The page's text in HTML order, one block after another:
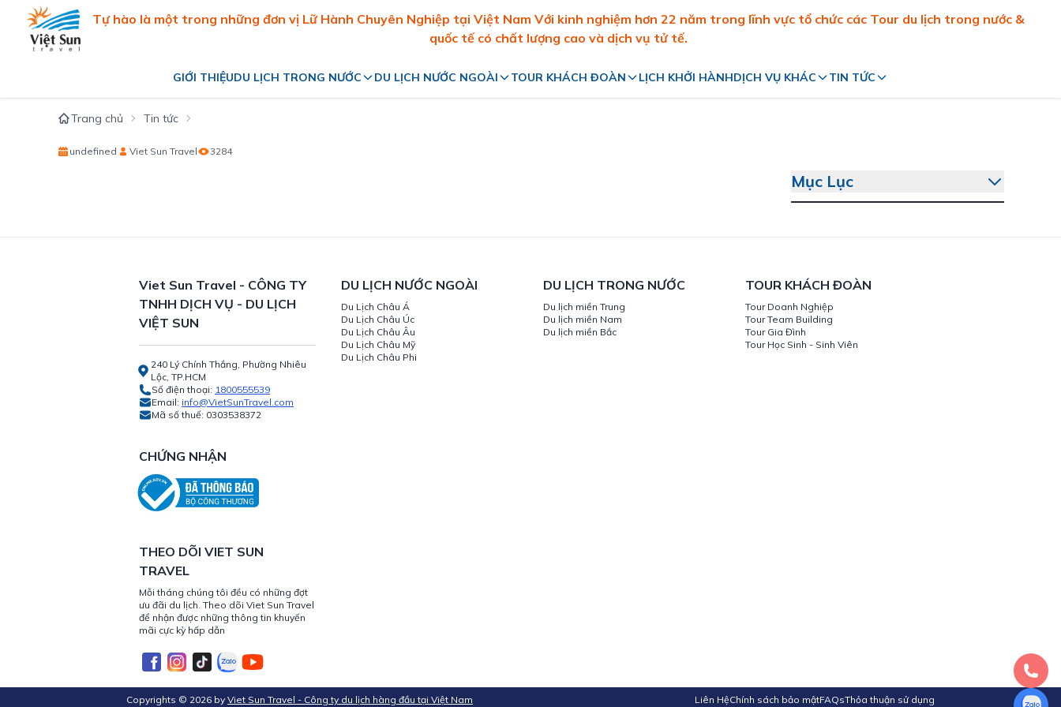
Tự hào là một trong những đơn vị Lữ Hành Chuyên Nghiệp tại Việt Nam Với kinh nghiệm hơn 22 năm trong lĩnh vực tổ chức các Tour du lịch trong nước &
quốc tế có chất lượng cao và dịch vụ tử tế.
GIỚI THIỆUDU LỊCH TRONG NƯỚC DU LỊCH NƯỚC NGOÀI TOUR KHÁCH ĐOÀN LỊCH KHỞI HÀNHDỊCH VỤ KHÁC TIN TỨC
Trang chủ Tin tức
undefined Viet Sun Travel 3284
Mục Lục
Viet Sun Travel - CÔNG TY
TNHH DỊCH VỤ - DU LỊCH
VIỆT SUN
240 Lý Chính Thắng, Phường Nhiêu
Lộc, TP.HCM
Số điện thoại: 1800555539
Email: info@VietSunTravel.com
Mã số thuế: 0303538372
CHỨNG NHẬN
DU LỊCH NƯỚC NGOÀI
Du Lịch Châu Á
Du Lịch Châu Úc
Du Lịch Châu Âu
Du Lịch Châu Mỹ
Du Lịch Châu Phi
DU LỊCH TRONG NƯỚC
Du lịch miền Trung
Du lịch miền Nam
Du lịch miền Bắc
TOUR KHÁCH ĐOÀN
Tour Doanh Nghiệp
Tour Team Building
Tour Gia Đình
Tour Học Sinh - Sinh Viên
THEO DÕI VIET SUN
TRAVEL
Mỗi tháng chúng tôi đều có những đợt
ưu đãi du lịch. Theo dõi Viet Sun Travel
để nhận được những thông tin khuyến
mãi cực kỳ hấp dẫn
Copyrights © 2026 by Viet Sun Travel - Công ty du lịch hàng đầu tại Việt Nam Liên HệChính sách bảo mậtFAQsThỏa thuận sử dụng